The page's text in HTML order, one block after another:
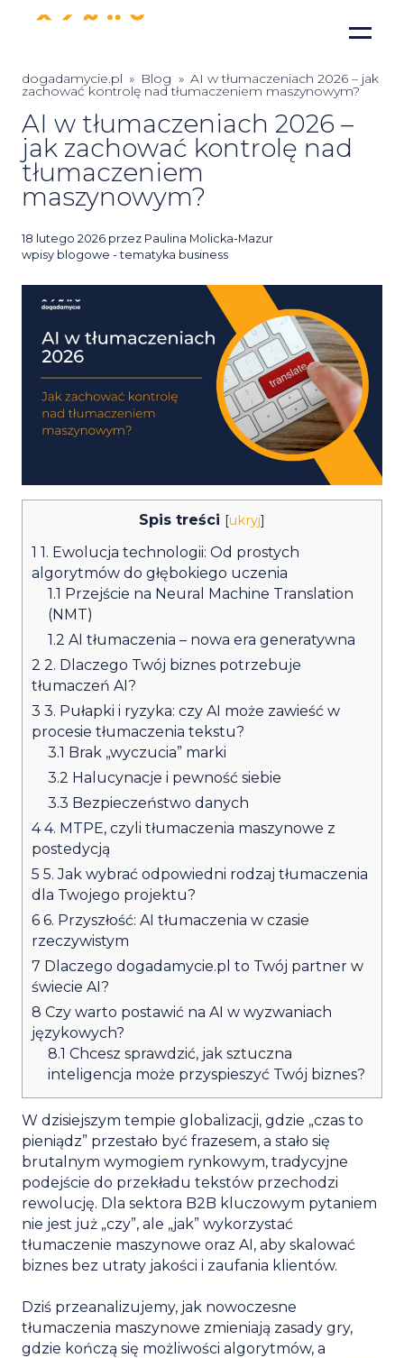
dogadamycie.pl » Blog » AI w tłumaczeniach 2026 – jak
zachować kontrolę nad tłumaczeniem maszynowym?
AI w tłumaczeniach 2026 –
jak zachować kontrolę nad
tłumaczeniem
maszynowym?
Posted
on
18 lutego 2026 przez Paulina Molicka-Mazur
wpisy blogowe - tematyka business
Spis treści [ukryj]
1 1. Ewolucja technologii: Od prostych
algorytmów do głębokiego uczenia
1.1 Przejście na Neural Machine Translation
(NMT)
1.2 AI tłumaczenia – nowa era generatywna
2 2. Dlaczego Twój biznes potrzebuje
tłumaczeń AI?
3 3. Pułapki i ryzyka: czy AI może zawieść w
procesie tłumaczenia tekstu?
3.1 Brak „wyczucia” marki
3.2 Halucynacje i pewność siebie
3.3 Bezpieczeństwo danych
44. MTPE, czyli tłumaczenia maszynowe z
postedycją
5 5. Jak wybrać odpowiedni rodzaj tłumaczenia
dla Twojego projektu?
6 6. Przyszłość: AI tłumaczenia w czasie
rzeczywistym
7 Dlaczego dogadamycie.pl to Twój partner w
świecie AI?
8 Czy warto postawić na AI w wyzwaniach
językowych?
8.1 Chcesz sprawdzić, jak sztuczna
inteligencja może przyspieszyć Twój biznes?
W dzisiejszym tempie globalizacji, gdzie „czas to
pieniądz” przestało być frazesem, a stało się
brutalnym wymogiem rynkowym, tradycyjne
podejście do przekładu tekstów przechodzi
rewolucję. Dla sektora B2B kluczowym pytaniem
nie jest już „czy”, ale „jak” wykorzystać
tłumaczenie maszynowe oraz AI, aby skalować
biznes bez utraty jakości i zaufania klientów.
Dziś przeanalizujemy, jak nowoczesne
tłumaczenia maszynowe zmieniają zasady gry,
gdzie kończą się możliwości algorytmów, a